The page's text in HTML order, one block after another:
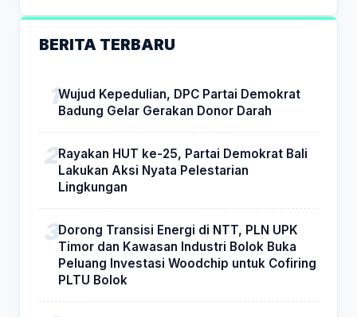
BERITA TERBARU
Wujud Kepedulian, DPC Partai Demokrat
Badung Gelar Gerakan Donor Darah
Rayakan HUT ke-25, Partai Demokrat Bali
Lakukan Aksi Nyata Pelestarian
Lingkungan
Dorong Transisi Energi di NTT, PLN UPK
Timor dan Kawasan Industri Bolok Buka
Peluang Investasi Woodchip untuk Cofiring
PLTU Bolok